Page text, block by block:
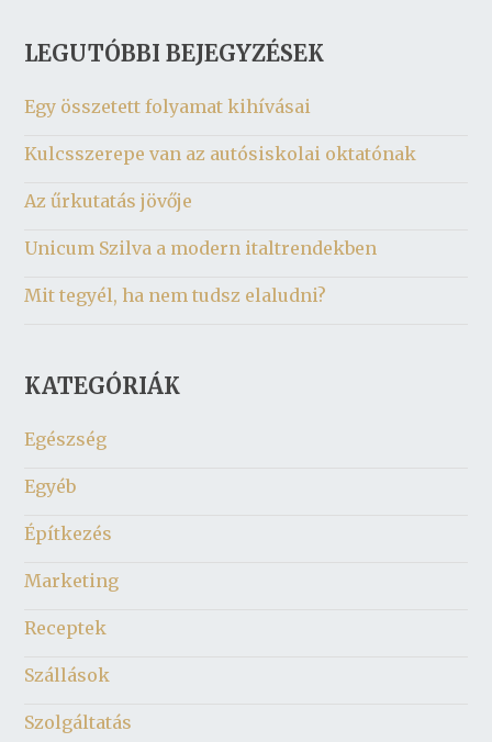
LEGUTÓBBI BEJEGYZÉSEK
Egy összetett folyamat kihívásai
Kulcsszerepe van az autósiskolai oktatónak
Az űrkutatás jövője
Unicum Szilva a modern italtrendekben
Mit tegyél, ha nem tudsz elaludni?
KATEGÓRIÁK
Egészség
Egyéb
Építkezés
Marketing
Receptek
Szállások
Szolgáltatás